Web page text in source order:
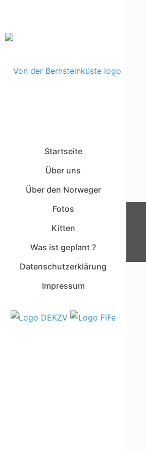
Startseite
Über uns
Über den Norweger
Fotos
Kitten
Was ist geplant ?
Datenschutzerklärung
Impressum